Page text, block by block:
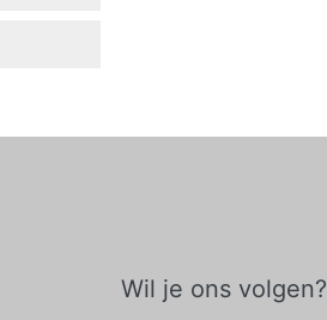
Wil je ons volgen?